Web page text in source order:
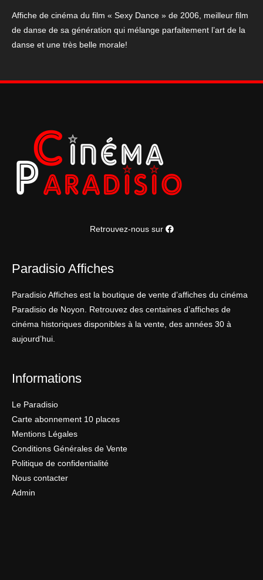
"Sexy
Dance"
120*160cm
Affiche de cinéma du film « Sexy Dance » de 2006, meilleur film
de danse de sa génération qui mélange parfaitement l’art de la
danse et une très belle morale!
Retrouvez-nous sur
Paradisio Affiches
Paradisio Affiches est la boutique de vente d’affiches du cinéma
Paradisio de Noyon. Retrouvez des centaines d’affiches de
cinéma historiques disponibles à la vente, des années 30 à
aujourd’hui.
Informations
Le Paradisio
Carte abonnement 10 places
Mentions Légales
Conditions Générales de Vente
Politique de confidentialité
Nous contacter
Admin